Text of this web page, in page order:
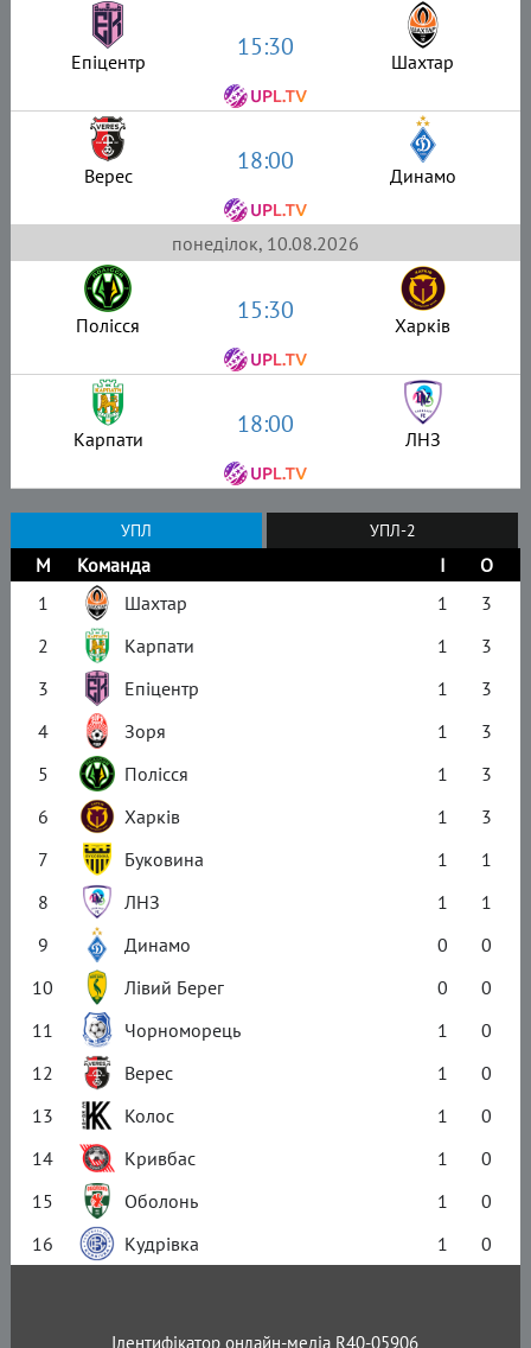
Епіцентр 15:30 Шахтар
Верес 18:00 Динамо
понеділок, 10.08.2026
Полісся 15:30 Харків
Карпати 18:00 ЛНЗ
УПЛ УПЛ-2
М Команда І
О
1
Шахтар 1
3
2
Карпати 1
3
3
Епіцентр 1
3
4
Зоря 1
3
5
Полісся 1
3
6
Харків 1
3
7
Буковина 1
1
8
ЛНЗ 1
1
9
Динамо 0
0
10
Лівий Берег 0
0
11
Чорноморець 1
0
12
Верес 1
0
13
Колос 1
0
14
Кривбас 1
0
15
Оболонь 1
0
16
Кудрівка 1 0
Ідентифікатор онлайн-медіа R40-05906